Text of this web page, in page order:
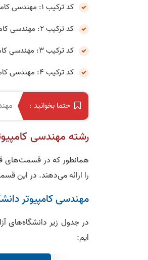
کد ترکیب 1: مهندسی کامپیوتر با رویکرد نرم افزار و الگوریتم
کد ترکیب 2: مهندسی کامپیوتر با رویکرد هوش مصنوعی
کد ترکیب 3: مهندسی کامپیوتر با رویکرد شبکه و رایانش
کد ترکیب 4: مهندسی کامپیوتر با رویکرد معماری
حتما بخوانید :
رشته مهندسی
همانطور که در قسمت‌های
را ارائه می‌‎دهند. در این قسمت قصد داریم به واحد‌های دانشگاه آزاد تهران که رشته مهندسی کامپیوتر را ارائه می‌کند بپردازیم.
مهندسی کامپیوتر
در جدول زیر دانشگاه‌های
ایم: